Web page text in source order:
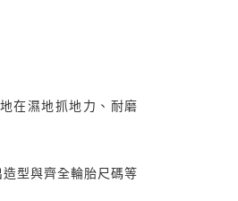
在濕地抓地力、耐磨
型與齊全輪胎尺碼等